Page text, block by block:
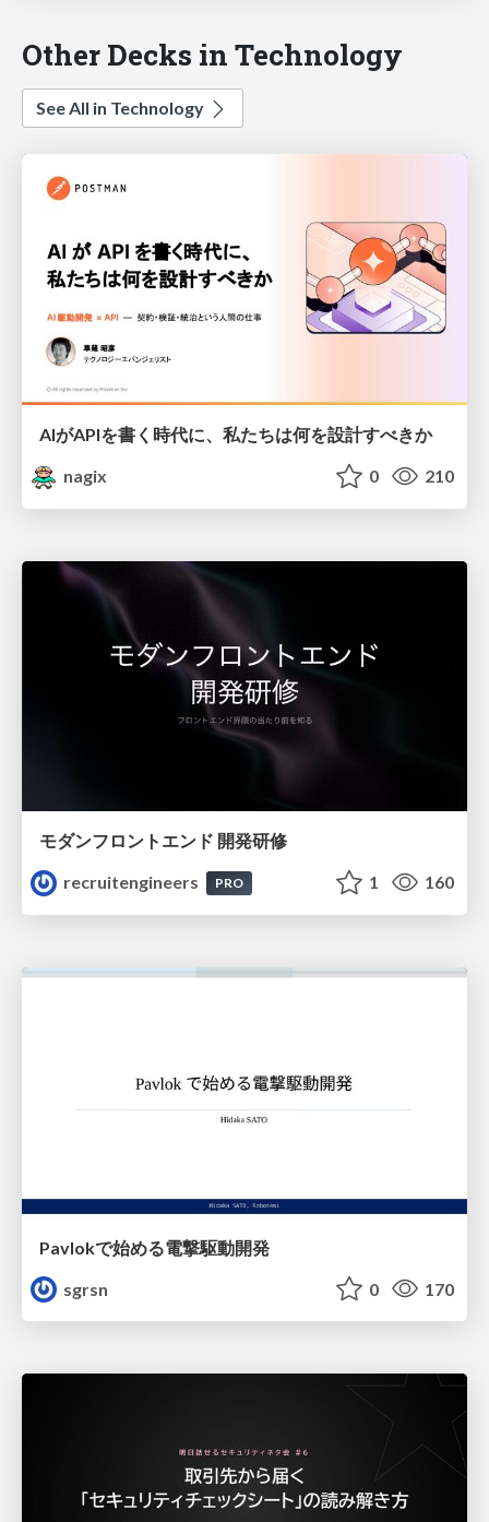
Other Decks in Technology
See All in Technology
AIがAPIを書く時代に、私たちは何を設計すべきか
nagix
0 210
モダンフロントエンド 開発研修
recruitengineers
PRO 1 160
Pavlokで始める電撃駆動開発
sgrsn
0 170